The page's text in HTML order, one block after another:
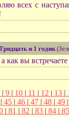
всех с
и 1 годик
как вы
| 9 | 10 | 11 | 12 | 13 |
| 45 | 46 | 47 | 48 | 49 |
| 81 | 82 | 83 | 84 | 85